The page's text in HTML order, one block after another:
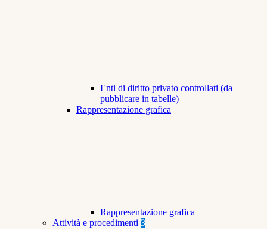
Enti di diritto privato controllati (da
pubblicare in tabelle)
Rappresentazione grafica
Rappresentazione grafica
Attività e procedimenti 3